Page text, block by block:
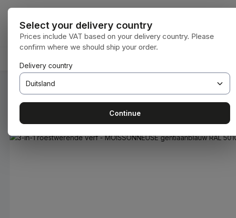
de hoofdinhoud
Ga naar de zoekopdracht
Ga naar de hoofdnavigatie
ORIGINELE
U bent hier: Home Verbruiksmaterialen Verven en lakken
Afbeeldingengalerij overslaan
Select your delivery country
Prices include VAT based on your delivery country. Please
confirm where we should ship your order.
Delivery country
Continue